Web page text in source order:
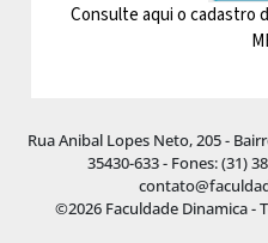
Consulte aqui o cadastro
Rua Anibal Lopes Neto, 205 -
35430-633 - Fones: (31)
©2026 Faculdade Dinamica -